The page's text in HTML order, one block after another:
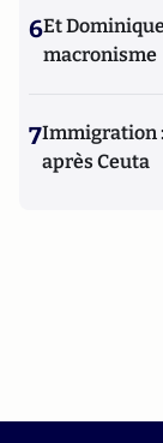
6Et
macronisme
7Immigration
après Ceuta